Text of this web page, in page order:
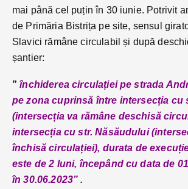
mai până cel puțin în 30 iunie. Potrivit
de Primăria Bistrița pe site, sensul
Slavici rămâne circulabil și după
șantier:
”închiderea circulației pe strada
pe zona cuprinsă între intersecția cu
(intersecția va rămâne deschisă
intersecția cu str. Năsăudului
închisă circulației), durata de
este de 2 luni, începând cu data de
în 30.06.2023” .